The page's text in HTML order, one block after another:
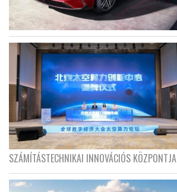
SZÁMÍTÁSTECHNIKAI INNOVÁCIÓS KÖZPONTJA